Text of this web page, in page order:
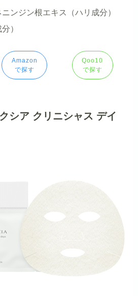
ンジン根エキス（ハリ成分）
）
Amazon
で探す
Qoo10
で探す
シア クリニシャス デイ